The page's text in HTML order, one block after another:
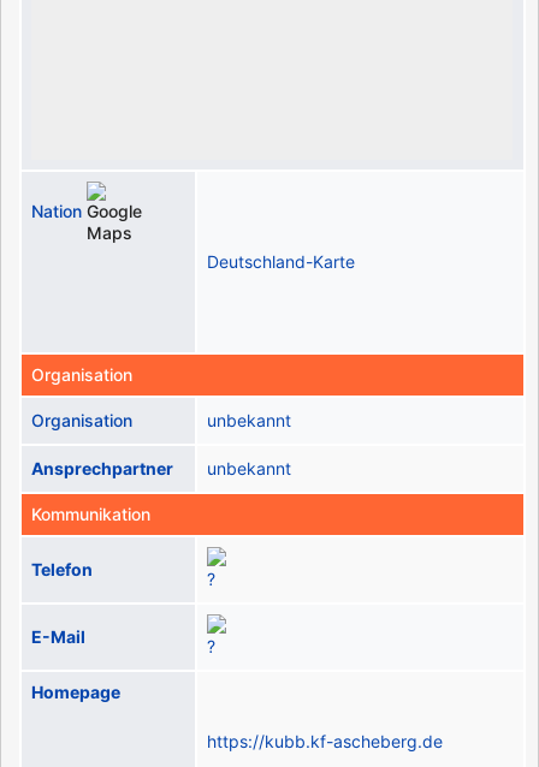
Nation
Deutschland-Karte
Organisation
Organisation unbekannt
Ansprechpartner unbekannt
Kommunikation
Telefon
E-Mail
Homepage
https://kubb.kf-ascheberg.de